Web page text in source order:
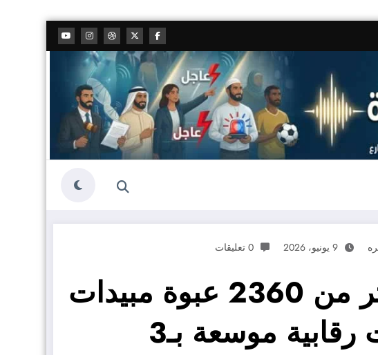
9 يونيو، 2026 0 تعليقات
الزراعة تضبط أكثر من 2360 عبوة مبيدات
مخالفة في حملات رقابية موسعة بـ3